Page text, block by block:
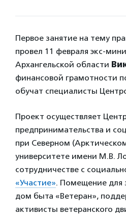
Первое занятие на тему
провел 11 февраля экс-
Архангельской области
финансовой грамотности
обучат специалисты
Проект осуществляет
предпринимательства и
при Северном
университете имени М.В.
сотрудничестве с
«Участие». Помещение для
дом быта «Ветеран»,
активисты ветеранского